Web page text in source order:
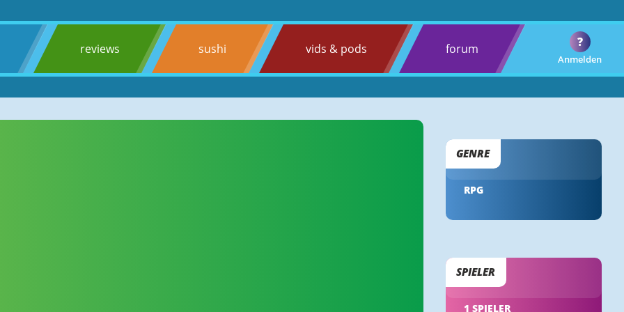
reviews sushi vids & pods forum
Anmelden
?
GENRE
RPG
SPIELER
1 SPIELER